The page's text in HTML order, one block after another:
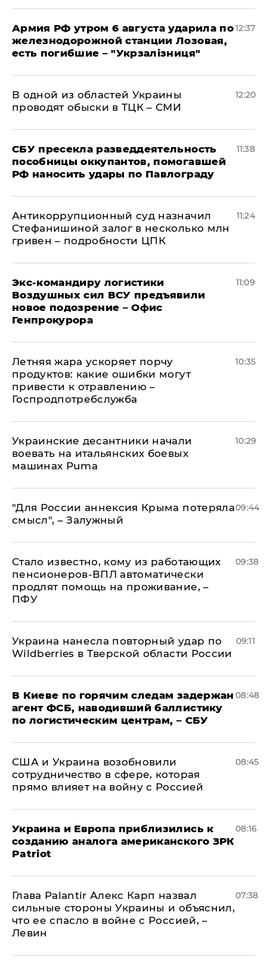
Армия РФ утром 6 августа ударила по
железнодорожной станции Лозовая,
есть погибшие – "Укрзалізниця"
12:37
В одной из областей Украины
проводят обыски в ТЦК – СМИ
12:20
СБУ пресекла разведдеятельность
пособницы оккупантов, помогавшей
РФ наносить удары по Павлограду
11:38
Антикоррупционный суд назначил
Стефанишиной залог в несколько млн
гривен – подробности ЦПК
11:24
Экс-командиру логистики
Воздушных сил ВСУ предъявили
новое подозрение – Офис
Генпрокурора
11:09
Летняя жара ускоряет порчу
продуктов: какие ошибки могут
привести к отравлению –
Госпродпотребслужба
10:35
Украинские десантники начали
воевать на итальянских боевых
машинах Puma
10:29
"Для России аннексия Крыма потеряла
смысл", – Залужный
09:44
Стало известно, кому из работающих
пенсионеров-ВПЛ автоматически
продлят помощь на проживание, –
ПФУ
09:38
Украина нанесла повторный удар по
Wildberries в Тверской области России
09:11
В Киеве по горячим следам задержан
агент ФСБ, наводивший баллистику
по логистическим центрам, – СБУ
08:48
США и Украина возобновили
сотрудничество в сфере, которая
прямо влияет на войну с Россией
08:45
Украина и Европа приблизились к
созданию аналога американского ЗРК
Patriot
08:16
Глава Palantir Алекс Карп назвал
сильные стороны Украины и объяснил,
что ее спасло в войне с Россией, –
Левин
07:38